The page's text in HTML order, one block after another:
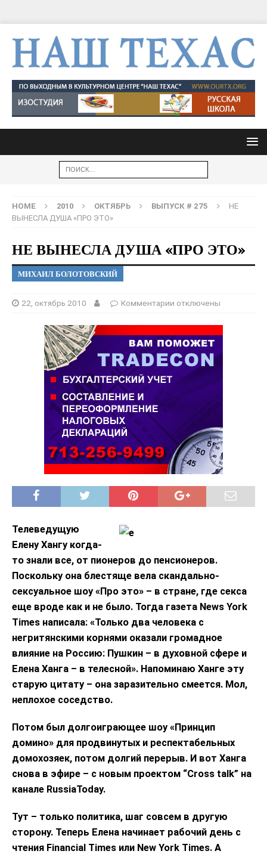
HOME 2010 ОКТЯБРЬ ВЫПУСК # 275
НЕ
ВЫНЕСЛА ДУША «ПРО ЭТО»
НЕ ВЫНЕСЛА ДУША «ПРО ЭТО»
МИХАИЛ БОЛОТОВСКИЙ
22, октябрь 2010 Комментарии отключены
Телеведущую
Елену Хангу когда-
то знали все, от пионеров до пенсионеров.
Поскольку она блестяще вела скандально-
сексуальное шоу «Про это» – в стране, где секса
еще вроде как и не было. Тогда газета News York
Times написала: «Только два человека с
негритянскими корнями оказали громадное
влияние на Россию: Пушкин – в духовной сфере и
Елена Ханга – в телесной». Напоминаю Ханге эту
старую цитату – она заразительно смеется. Мол,
неплохое соседство.
Потом был долгоиграющее шоу «Принцип
домино» для продвинутых и респектабельных
домохозяек, потом долгий перерыв. И вот Ханга
снова в эфире – с новым проектом “Cross talk” на
канале RussiaToday.
Тут – только политика, шаг совсем в другую
сторону. Теперь Елена начинает рабочий день с
чтения Finanсial Times или New York Times. А